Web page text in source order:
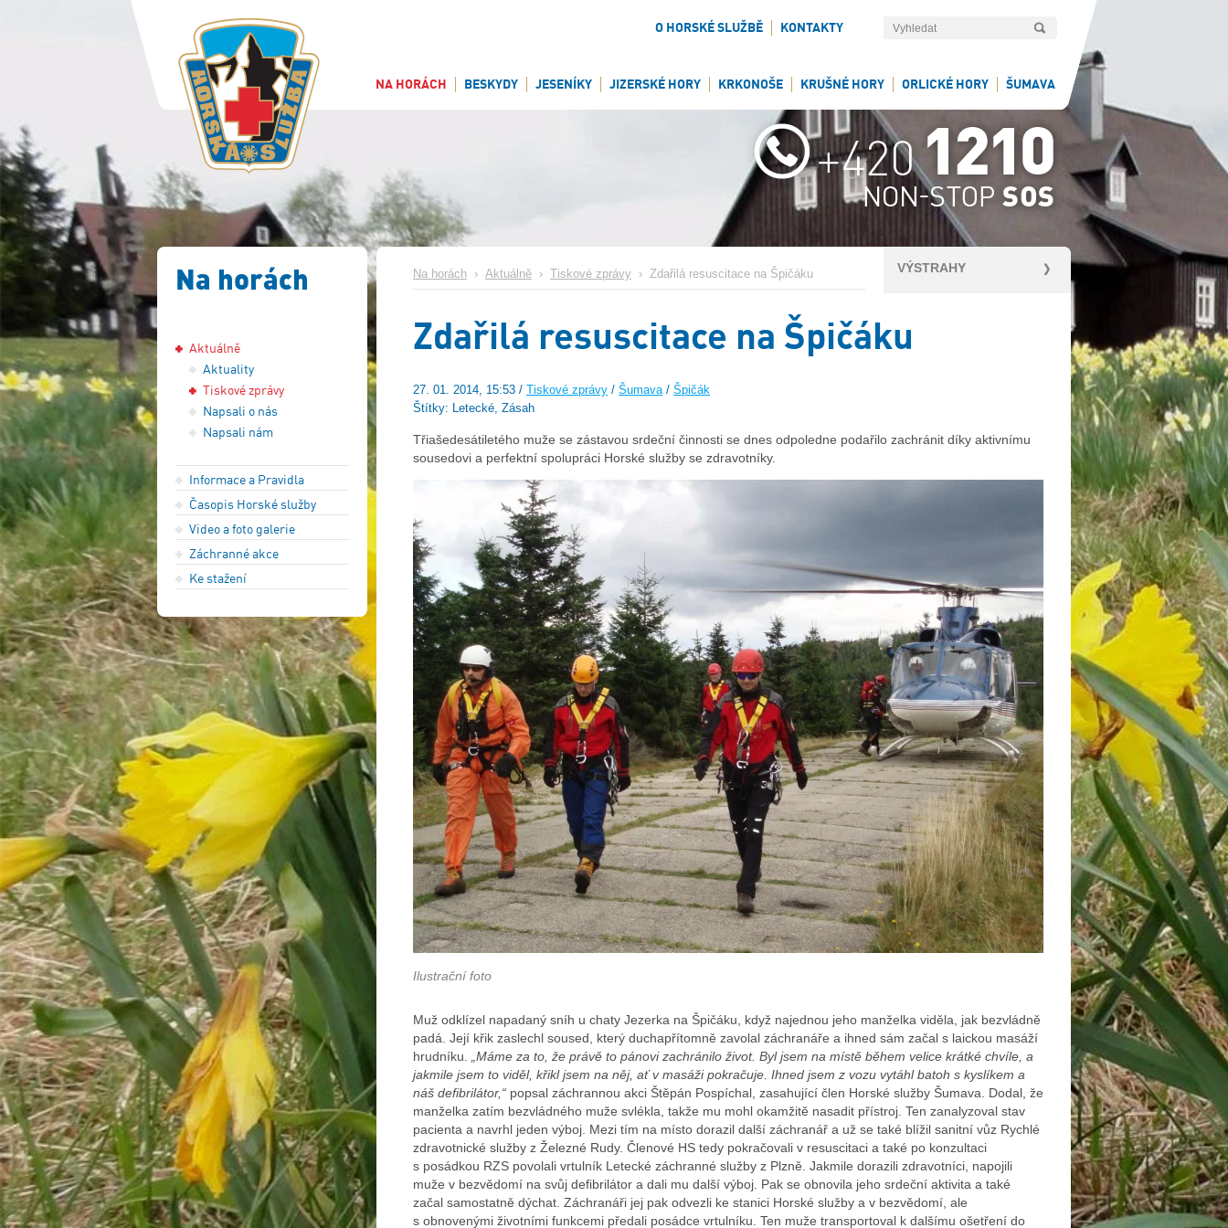
O HORSKÉ SLUŽBĚ KONTAKTY
NA HORÁCH BESKYDY JESENÍKY JIZERSKÉ HORY KRKONOŠE KRUŠNÉ HORY ORLICKÉ HORY ŠUMAVA
Na horách
Aktuálně
Aktuality
Tiskové zprávy
Napsali o nás
Napsali nám
Informace a Pravidla
Časopis Horské služby
Video a foto galerie
Záchranné akce
Ke stažení
VÝSTRAHY
Na horách › Aktuálně › Tiskové zprávy › Zdařilá resuscitace na Špičáku
Zdařilá resuscitace na Špičáku
27. 01. 2014, 15:53 / Tiskové zprávy / Šumava/ Špičák
Štítky: Letecké, Zásah
Třiašedesátiletého muže se zástavou srdeční činnosti se dnes odpoledne podařilo zachránit díky aktivnímu
sousedovi a perfektní spolupráci Horské služby se zdravotníky.
Ilustrační foto
Muž odklízel napadaný sníh u chaty Jezerka na Špičáku, když najednou jeho manželka viděla, jak bezvládně
padá. Její křik zaslechl soused, který duchapřítomně zavolal záchranáře a ihned sám začal s laickou masáží
hrudníku. „Máme za to, že právě to pánovi zachránilo život. Byl jsem na místě během velice krátké chvíle, a
jakmile jsem to viděl, křikl jsem na něj, ať v masáži pokračuje. Ihned jsem z vozu vytáhl batoh s kyslíkem a
náš defibrilátor,“ popsal záchrannou akci Štěpán Pospíchal, zasahující člen Horské služby Šumava. Dodal, že
manželka zatím bezvládného muže svlékla, takže mu mohl okamžitě nasadit přístroj. Ten zanalyzoval stav
pacienta a navrhl jeden výboj. Mezi tím na místo dorazil další záchranář a už se také blížil sanitní vůz Rychlé
zdravotnické služby z Železné Rudy. Členové HS tedy pokračovali v resuscitaci a také po konzultaci
s posádkou RZS povolali vrtulník Letecké záchranné služby z Plzně. Jakmile dorazili zdravotníci, napojili
muže v bezvědomí na svůj defibrilátor a dali mu další výboj. Pak se obnovila jeho srdeční aktivita a také
začal samostatně dýchat. Záchranáři jej pak odvezli ke stanici Horské služby a v bezvědomí, ale
s obnovenými životními funkcemi předali posádce vrtulníku. Ten muže transportoval k dalšímu ošetření do